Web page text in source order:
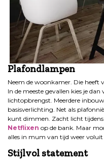
Plafondlampen
Neem de woonkamer. Die heeft
In de meeste gevallen kies je
lichtopbrengst. Meerdere
basisverlichting. Net als
kunt dimmen. Zacht licht
Netflixen op de bank. Maar
alles in mum van tijd weer
Stijlvol statement